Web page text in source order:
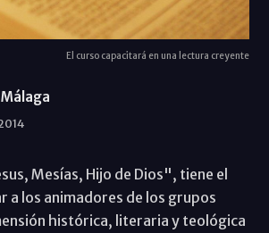
El curso capacitará en una lectura creyente
Mesías, Hijo de Dios", tiene el
a los animadores de los grupos
histórica, literaria y teológica